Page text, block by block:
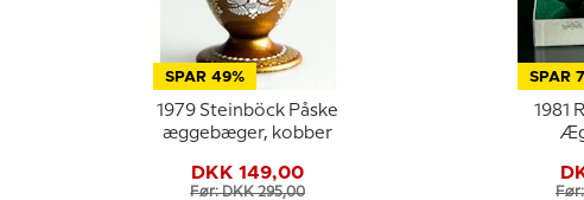
SPAR 49%
1979 Steinböck Påske
æggebæger, kobber
DKK 149,00
Før: DKK 295,00
SPAR
1981